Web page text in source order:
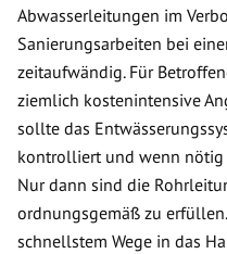
Abwasserleitungen im
Sanierungsarbeiten bei
zeitaufwändig. Für
ziemlich kostenintensive
sollte das
kontrolliert und wenn nötig
Nur dann sind die
ordnungsgemäß zu
schnellstem Wege in das